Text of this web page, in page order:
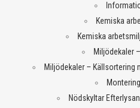
Kemiska
Kemiska
Miljödekaler
Miljödekaler – Källsortering
Nödskyltar